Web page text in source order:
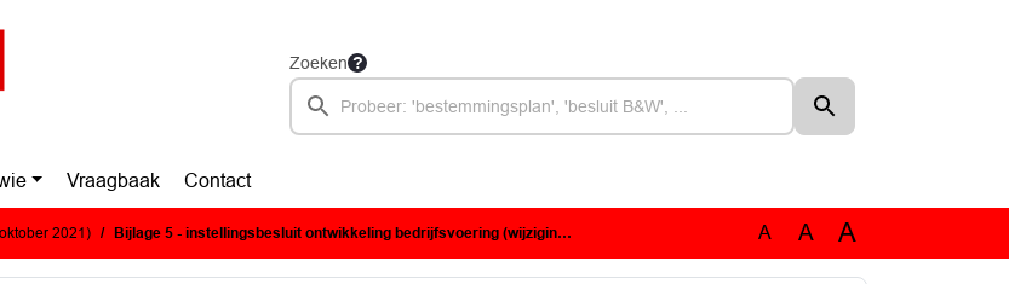
Zoeken
Vraagbaak Contact
2021) Bijlage 5 - instellingsbesluit ontwikkeling bedrijfsvoering (wijziging geel gemarkeerd).pdf A A A